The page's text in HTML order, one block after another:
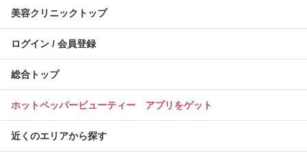
美容クリニックトップ
ログイン / 会員登録
総合トップ
ホットペッパービューティー アプリをゲット
近くのエリアから探す